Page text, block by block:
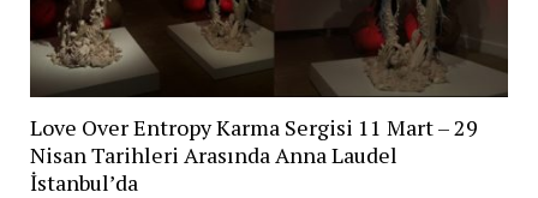
Love Over Entropy Karma Sergisi 11 Mart – 29
Nisan Tarihleri Arasında Anna Laudel
İstanbul’da